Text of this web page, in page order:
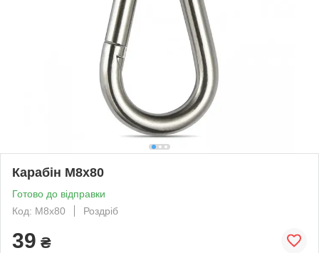
Карабін М8х80
Готово до відправки
Код: M8x80
Роздріб
39 ₴